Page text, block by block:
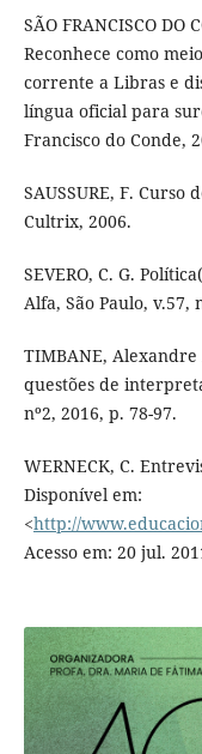
SÃO FRANCISCO
Reconhece como
corrente a Libras e
língua oficial para
Francisco do Conde,
SAUSSURE, F.
Cultrix, 2006.
SEVERO, C. G.
Alfa, São Paulo, v.57,
TIMBANE, Alexandre
questões de
nº2, 2016, p. 78-97.
WERNECK, C.
Disponível em:
<http://
Acesso em: 20 jul.